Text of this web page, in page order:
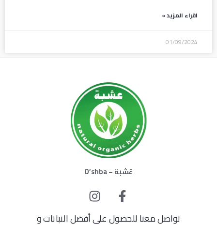
اقراء المزيد »
01/09/2024
عُشبة – O’shba
تواصل معنا للحصول على أفضل النباتات و